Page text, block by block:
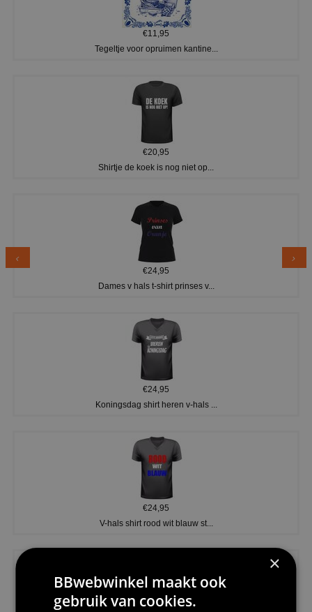
€11,95
Tegeltje voor opruimen kantine...
€20,95
Shirtje de koek is nog niet op...
€24,95
Dames v hals t-shirt prinses v...
€24,95
Koningsdag shirt heren v-hals ...
€24,95
V-hals shirt rood wit blauw st...
×
BBwebwinkel maakt ook
gebruik van cookies.